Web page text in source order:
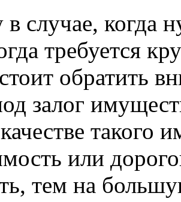
случае, когда
требуется
обратить
залог
такого
или
тем на